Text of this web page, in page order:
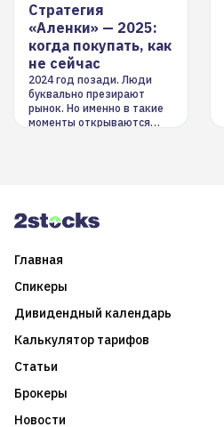
Стратегия
«Аленки» — 2025:
когда покупать, как
не сейчас
2024 год позади. Люди
буквально презирают
рынок. Но именно в такие
моменты открываются
Главная
Спикеры
Дивидендный календарь
Калькулятор тарифов
Статьи
Брокеры
Новости